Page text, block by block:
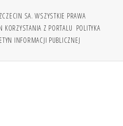
SA. WSZYSTKIE PRAWA
KORZYSTANIA Z PORTALU POLITYKA
INFORMACJI PUBLICZNEJ